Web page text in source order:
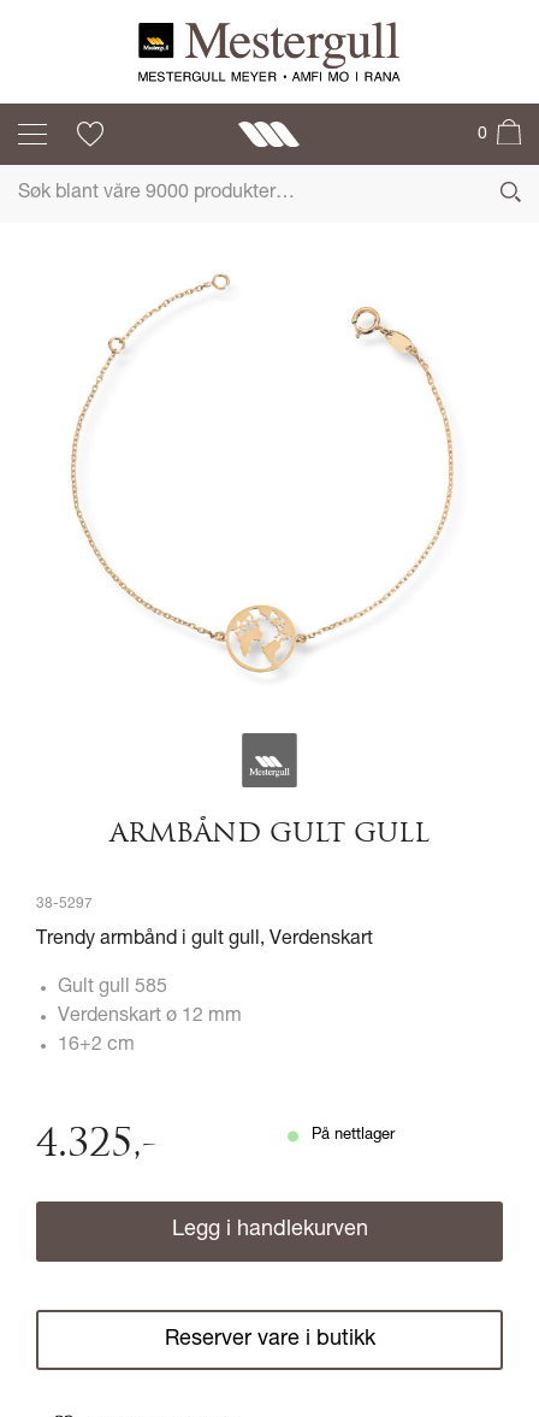
0
ARMBÅND GULT GULL
38-5297
Trendy armbånd i gult gull, Verdenskart
Gult gull 585
Verdenskart ø 12 mm
16+2 cm
4.325,- På nettlager
Legg i handlekurven
Reserver vare i butikk
MESTERGULL